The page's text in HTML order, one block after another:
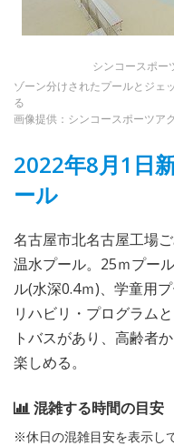
シンコースポー
ゾーン分けされたプールとジェ
る
画像提供：シンコースポーツア
2022年8月1日
ール
名古屋市北名古屋工場
温水プール。25ｍプー
ル(水深0.4ｍ)、学童用
リハビリ・プログラム
トバスがあり、高齢者
楽しめる。
混雑する時間の目安
※休日の混雑目安を表示し